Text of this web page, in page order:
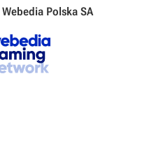
Webedia Polska SA